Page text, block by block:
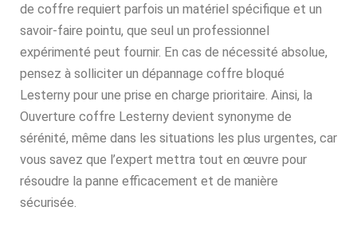
de coffre requiert parfois un matériel spécifique et un
savoir-faire pointu, que seul un professionnel
expérimenté peut fournir. En cas de nécessité absolue,
pensez à solliciter un dépannage coffre bloqué
Lesterny pour une prise en charge prioritaire. Ainsi, la
Ouverture coffre Lesterny devient synonyme de
sérénité, même dans les situations les plus urgentes, car
vous savez que l’expert mettra tout en œuvre pour
résoudre la panne efficacement et de manière
sécurisée.